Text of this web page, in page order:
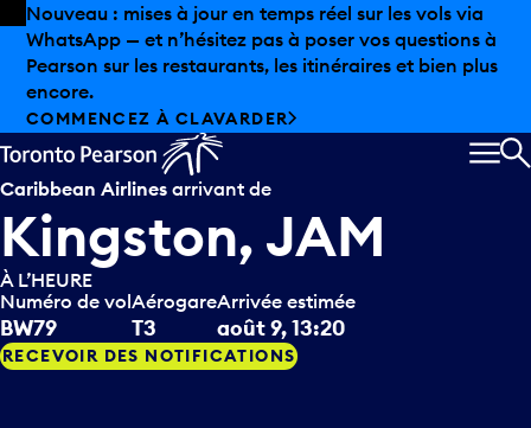
Skip to offers
Passer au contenu principal
Nouveau : mises à jour en temps réel sur les vols via
WhatsApp — et n’hésitez pas à poser vos questions à
Pearson sur les restaurants, les itinéraires et bien plus
encore.
COMMENCEZ À CLAVARDER
Caribbean Airlines arrivant de
Kingston, JAM
À L’HEURE
Numéro de vol
BW79
Aérogare
T3
Arrivée estimée
août 9, 13:20
RECEVOIR DES NOTIFICATIONS